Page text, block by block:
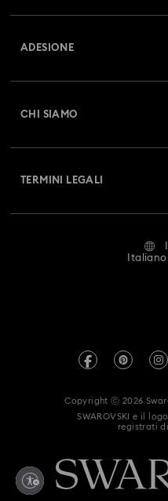
Resi & Cambi
Stato della riparazione
Prenota un appuntamento
ADESIONE
CHI SIAMO
Code of Conduct & Policies
TERMINI LEGALI
Informazioni sul REACH
Dichiarazione di accessibilità
Whistleblowing
Italiano
Copyright ⓒ 2026
SWAROVSKI e il
registrati